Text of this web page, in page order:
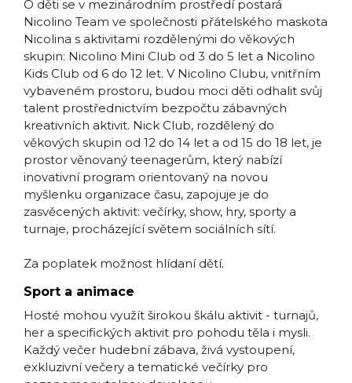
O děti se v mezinárodním prostředí postará
Nicolino Team ve společnosti přátelského maskota
Nicolina s aktivitami rozdělenými do věkových
skupin: Nicolino Mini Club od 3 do 5 let a Nicolino
Kids Club od 6 do 12 let. V Nicolino Clubu, vnitřním
vybaveném prostoru, budou moci děti odhalit svůj
talent prostřednictvím bezpočtu zábavných
kreativních aktivit. Nick Club, rozdělený do
věkových skupin od 12 do 14 let a od 15 do 18 let, je
prostor věnovaný teenagerům, který nabízí
inovativní program orientovaný na novou
myšlenku organizace času, zapojuje je do
zasvěcených aktivit: večírky, show, hry, sporty a
turnaje, procházející světem sociálních sítí.
Za poplatek možnost hlídaní dětí.
Sport a animace
Hosté mohou využít širokou škálu aktivit - turnajů,
her a specifických aktivit pro pohodu těla i mysli.
Každý večer hudební zábava, živá vystoupení,
exkluzivní večery a tematické večírky pro